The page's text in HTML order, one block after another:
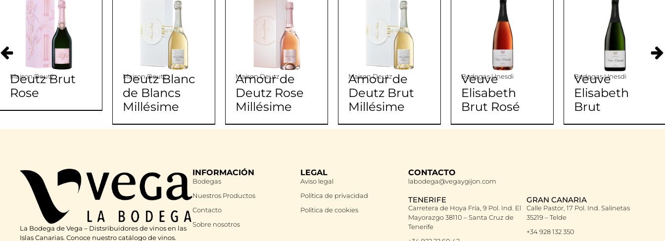
Maison Deutz
Deutz Brut
Rose
Maison Deutz
Deutz Blanc
de Blancs
Millésime
Maison Deutz
Amour de
Deutz Rose
Millésime
Maison Deutz
Amour de
Deutz Brut
Millésime
Bodegas Unesdi
Veuve
Elisabeth
Brut Rosé
Bodegas Unesdi
Veuve
Elisabeth
Brut
La Bodega de Vega – Distsribuidores de vinos en las
Islas Canarias. Conoce nuestro catálogo de vinos.
INFORMACIÓN
Bodegas
Nuestros Productos
Contacto
Sobre nosotros
LEGAL
Aviso legal
Política de privacidad
Política de cookies
CONTACTO
labodega@vegaygijon.com
TENERIFE
Carretera de Hoya Fría, 9 Pol. Ind. El
Mayorazgo 38110 – Santa Cruz de
Tenerife
GRAN CANARIA
Calle Pastor, 17 Pol. Ind. Salinetas
35219 – Telde
+34 928 132 350